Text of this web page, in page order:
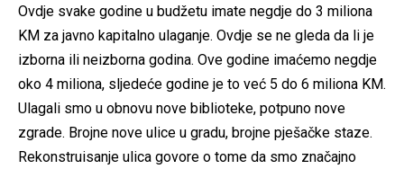
Ovdje svake godine u budžetu imate negdje do 3 miliona
KM za javno kapitalno ulaganje. Ovdje se ne gleda da li je
izborna ili neizborna godina. Ove godine imaćemo negdje
oko 4 miliona, sljedeće godine je to već 5 do 6 miliona KM.
Ulagali smo u obnovu nove biblioteke, potpuno nove
zgrade. Brojne nove ulice u gradu, brojne pješačke staze.
Rekonstruisanje ulica govore o tome da smo značajno